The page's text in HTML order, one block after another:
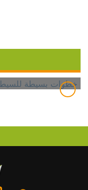
7 خطوات بسيطة